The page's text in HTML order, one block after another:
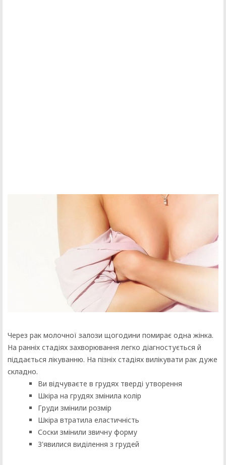
Через рак молочної залози щогодини помирає одна жінка.
На ранніх стадіях захворювання легко діагностується й
піддається лікуванню. На пізніх стадіях вилікувати рак дуже
складно.
Ви відчуваєте в грудях тверді утворення
Шкіра на грудях змінила колір
Груди змінили розмір
Шкіра втратила еластичність
Соски змінили звичну форму
З'явилися виділення з грудей